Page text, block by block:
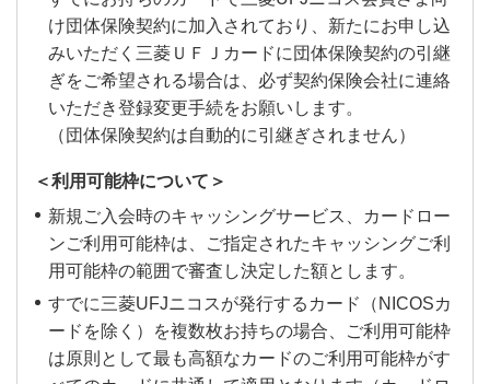
スペシャルポイントのポイント付与対象となるご利用
金額の上限は5万円となります。
ポイントアッププログラムには、下記集計期間ごとに
対象店舗ご利用金額の上限がございます。上限を超え
るご利用金額には、ポイント還元率(0.5％)が適用され
ます。
＜集計期間＞
エントリー月1日から翌月15日のご利用分
→ご利用金額合計50,000円が上限
以降、毎月16日から翌月15日のご利用分
→ご利用金額合計50,000円が上限
【お支払口座を変更した場合について】
あとから「カードローン（リボ払い）」に変更され
た場合は、変更日をご利用日として判定し、集計し
ます。
お振込みサービスで「カードローン（リボ払い）」
を利用された場合は、口座へのお振込日をご利用日
として判定し、集計します。
を本条件の判定対象といたします。
クレジットカードを登録して支払う決済サービスの
ご利用などは対象外です。
本条件の判定対象となるご利用金額には、ポイント
アッププログラムの還元率は適用されません。
当該サービスの詳細はこちらよりご確認ください。
【ABEMAプレミアム】
本条件は、下記サービスのご利用の翌々月16日以降
にポイント還元率へ反映されます。
「ABEMAプレミアム」のほか、「広告つきABEMA
プレミアム」「ABEMA de J SPORTS」「ABEMA
松弁ネット・松屋モバイルオーダー・松弁デリバリ
ーでのクレジットカード決済ご利用分が対象となり
ます。
松弁ネット・松屋モバイルオーダー・松弁デリバリ
ーでご利用可能な松屋フーズのブランド全てが本サ
ービスの対象となります。
なります。
新ブランドや新店舗オープン時は順次ポイント優遇
らない期間がございます。
＜「松弁ネット」・「松屋モバイルオーダー」・「松
弁デリバリー」対応のブランド店＞
ご利用は対象外となります。
【ドミー】
一部対象外の店舗がございます。
【肉のハナマサ】
【ジャパンミート】
「MEATMeet」・「パワーマート」も対象となりま
す。
【フィール】
テナント、専門店、ネットスーパーは対象外となり
ます。
け団体保険契約に加入されており、新たにお申し込
みいただく三菱ＵＦＪカードに団体保険契約の引継
ぎをご希望される場合は、必ず契約保険会社に連絡
いただき登録変更手続をお願いします。
（団体保険契約は自動的に引継ぎされません）
＜利用可能枠について＞
新規ご入会時のキャッシングサービス、カードロー
ンご利用可能枠は、ご指定されたキャッシングご利
用可能枠の範囲で審査し決定した額とします。
すでに三菱UFJニコスが発行するカード（NICOSカ
ードを除く）を複数枚お持ちの場合、ご利用可能枠
は原則として最も高額なカードのご利用可能枠がす